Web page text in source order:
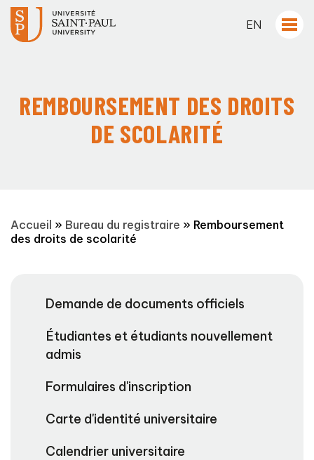
EN
REMBOURSEMENT DES DROITS
DE SCOLARITÉ
Accueil » Bureau du registraire » Remboursement
des droits de scolarité
Demande de documents officiels
Étudiantes et étudiants nouvellement
admis
Formulaires d'inscription
Carte d'identité universitaire
Calendrier universitaire